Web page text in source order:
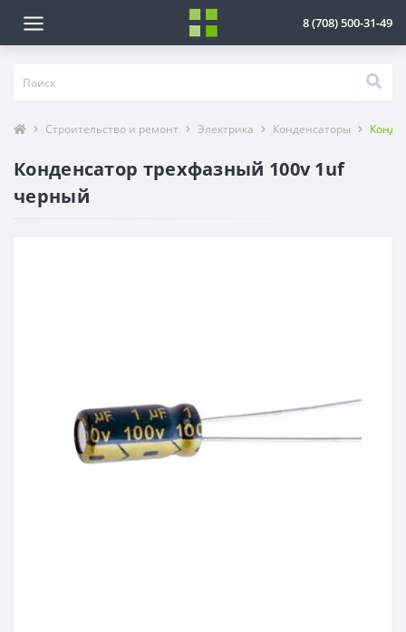
8 (708) 500-31-49
Строительство и ремонт Электрика Конденсаторы
Конденсатор трехфазный 100v 1uf
черный